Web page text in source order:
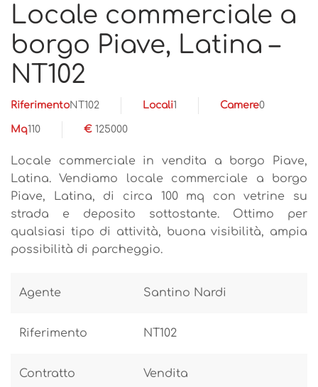
Locale commerciale a
borgo Piave, Latina –
NT102
RiferimentoNT102 Locali1 Camere0
Mq110 € 125000
Locale commerciale in vendita a borgo Piave,
Latina. Vendiamo locale commerciale a borgo
Piave, Latina, di circa 100 mq con vetrine su
strada e deposito sottostante. Ottimo per
qualsiasi tipo di attività, buona visibilità, ampia
possibilità di parcheggio.
Agente Santino Nardi
Riferimento NT102
Contratto Vendita